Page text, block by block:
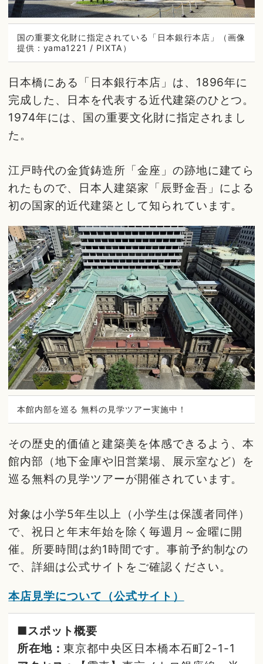
国の重要文化財に指定されている「日本銀行本店」（画像
提供：yama1221 / PIXTA）
日本橋にある「日本銀行本店」は、1896年に
完成した、日本を代表する近代建築のひとつ。
1974年には、国の重要文化財に指定されまし
た。
江戸時代の金貨鋳造所「金座」の跡地に建てら
れたもので、日本人建築家「辰野金吾」による
初の国家的近代建築として知られています。
本館内部を巡る 無料の見学ツアー実施中！
その歴史的価値と建築美を体感できるよう、本
館内部（地下金庫や旧営業場、展示室など）を
巡る無料の見学ツアーが開催されています。
対象は小学5年生以上（小学生は保護者同伴）
で、祝日と年末年始を除く毎週月～金曜に開
催。所要時間は約1時間です。事前予約制なの
で、詳細は公式サイトをご確認ください。
本店見学について（公式サイト）
■スポット概要
所在地：東京都中央区日本橋本石町2-1-1